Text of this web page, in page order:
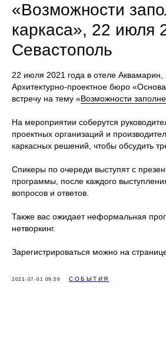
«Возможности
каркаса», 22 июля
Севастополь
22 июля 2021 года в отеле Аквамарин,
Архитектурно-проектное бюро
встречу на тему «Возможности
На мероприятии соберутся
проектных организаций и
каркасных решений, чтобы обсудить
Спикеры по очереди выступят с
программы, после каждого
вопросов и ответов.
Также вас ожидает неформальная
нетворкинг.
Зарегистрироваться можно на
2021-07-01 09:56 СОБЫТИЯ